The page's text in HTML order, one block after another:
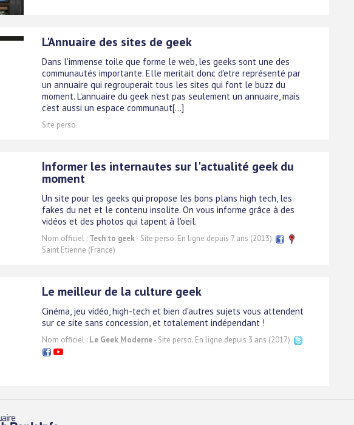
L'Annuaire des sites de geek
Dans l'immense toile que forme le web, les geeks sont une des
communautés importante. Elle meritait donc d'etre représenté par
un annuaire qui regrouperait tous les sites qui font le buzz du
moment. L'annuaire du geek n'est pas seulement un annuaire, mais
c'est aussi un espace communaut[...]
Site perso
Informer les internautes sur l'actualité geek du
moment
Un site pour les geeks qui propose les bons plans high tech, les
fakes du net et le contenu insolite. On vous informe grâce à des
vidéos et des photos qui tapent à l'oeil.
Nom officiel : Tech to geek- Site perso. En ligne depuis 7 ans (2013).
Saint Etienne (France)
Le meilleur de la culture geek
Cinéma, jeu vidéo, high-tech et bien d'autres sujets vous attendent
sur ce site sans concession, et totalement indépendant !
Nom officiel : Le Geek Moderne- Site perso. En ligne depuis 3 ans (2017).